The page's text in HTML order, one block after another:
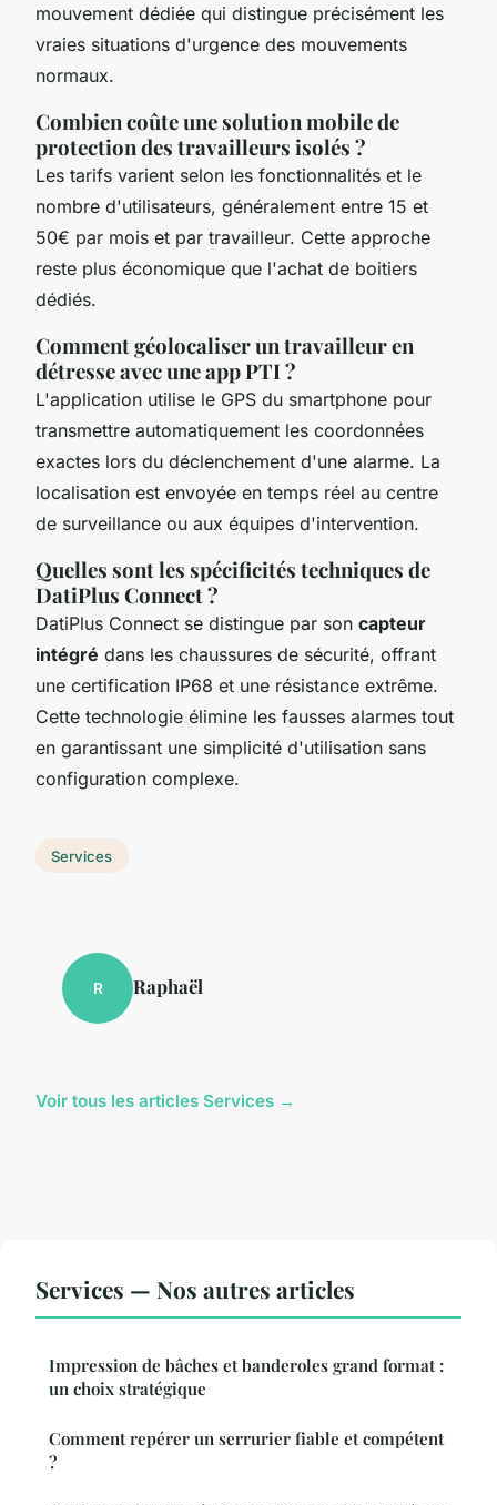
mouvement dédiée qui distingue précisément les
vraies situations d'urgence des mouvements
normaux.
Combien coûte une solution mobile de
protection des travailleurs isolés ?
Les tarifs varient selon les fonctionnalités et le
nombre d'utilisateurs, généralement entre 15 et
50€ par mois et par travailleur. Cette approche
reste plus économique que l'achat de boitiers
dédiés.
Comment géolocaliser un travailleur en
détresse avec une app PTI ?
L'application utilise le GPS du smartphone pour
transmettre automatiquement les coordonnées
exactes lors du déclenchement d'une alarme. La
localisation est envoyée en temps réel au centre
de surveillance ou aux équipes d'intervention.
Quelles sont les spécificités techniques de
DatiPlus Connect ?
DatiPlus Connect se distingue par son capteur
intégré dans les chaussures de sécurité, offrant
une certification IP68 et une résistance extrême.
Cette technologie élimine les fausses alarmes tout
en garantissant une simplicité d'utilisation sans
configuration complexe.
Services
R Raphaël
Voir tous les articles Services →
Services — Nos autres articles
Impression de bâches et banderoles grand format :
un choix stratégique
Comment repérer un serrurier fiable et compétent
?